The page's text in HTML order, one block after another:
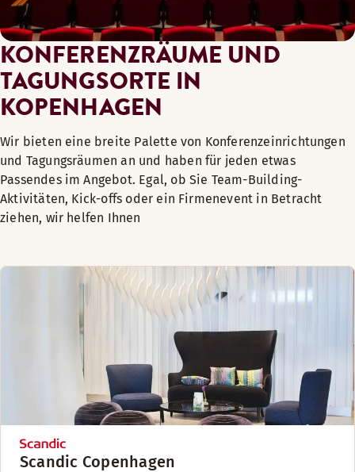
KONFERENZRÄUME UND
TAGUNGSORTE IN
KOPENHAGEN
Wir bieten eine breite Palette von Konferenzeinrichtungen
und Tagungsräumen an und haben für jeden etwas
Passendes im Angebot. Egal, ob Sie Team-Building-
Aktivitäten, Kick-offs oder ein Firmenevent in Betracht
ziehen, wir helfen Ihnen
Scandic Copenhagen